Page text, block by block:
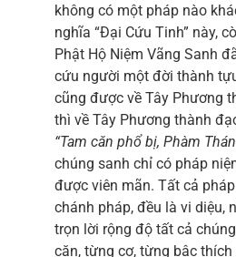
không có một pháp nào
nghĩa “Đại Cứu Tinh” này,
Phật Hộ Niệm Vãng Sanh
cứu người một đời thành
cũng được về Tây Phương
thì về Tây Phương thành
“Tam căn phổ bị, Phàm
chúng sanh chỉ có pháp
được viên mãn. Tất cả
chánh pháp, đều là vi diệu,
trọn lời rộng độ tất cả
căn, từng cơ, từng bậc